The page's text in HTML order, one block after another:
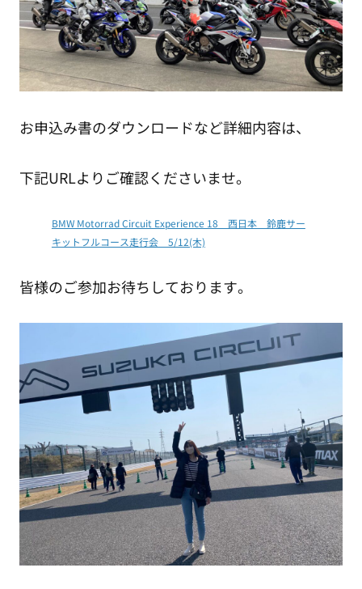
お申込み書のダウンロードなど詳細内容は、
下記URLよりご確認くださいませ。
BMW Motorrad Circuit Experience 18 西日本 鈴鹿サー
キットフルコース走行会 5/12(木)
皆様のご参加お待ちしております。